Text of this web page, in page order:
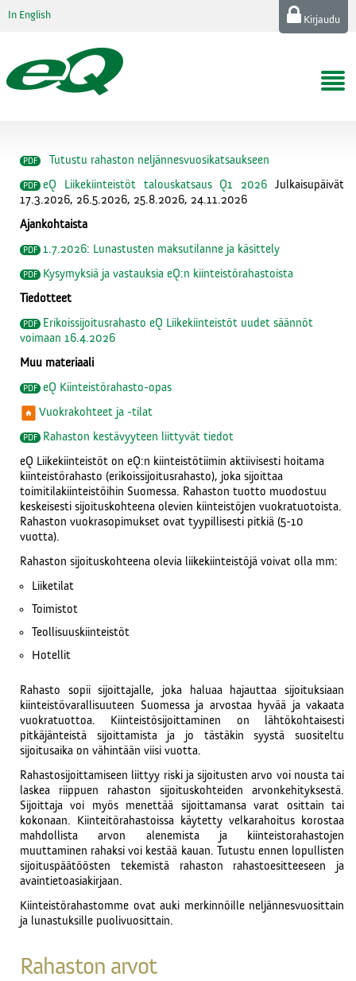
In English Kirjaudu
Tutustu rahaston neljännesvuosikatsaukseen
eQ Liikekiinteistöt talouskatsaus Q1 2026 Julkaisupäivät
17.3.2026, 26.5.2026, 25.8.2026, 24.11.2026
Ajankohtaista
1.7.2026: Lunastusten maksutilanne ja käsittely
Kysymyksiä ja vastauksia eQ:n kiinteistörahastoista
Tiedotteet
Erikoissijoitusrahasto eQ Liikekiinteistöt uudet säännöt
voimaan 16.4.2026
Muu materiaali
eQ Kiinteistörahasto-opas
Vuokrakohteet ja -tilat
Rahaston kestävyyteen liittyvät tiedot
eQ Liikekiinteistöt on eQ:n kiinteistötiimin aktiivi­sesti hoitama
kiinteistö­rahasto (erikois­sijoitus­rahasto), joka sijoittaa
toimitilakiinteistöihin Suomessa. Rahaston tuotto muodostuu
keskeisesti sijoitus­kohteena olevien kiinteistöjen vuokra­tuotoista.
Rahaston vuokra­sopimukset ovat tyypillisesti pitkiä (5-10
vuotta).
Rahaston sijoituskohteena olevia liike­kiinteistöjä voivat olla mm:
Liiketilat
Toimistot
Teollisuuskiinteistöt
Hotellit
Rahasto sopii sijoittajalle, joka haluaa hajauttaa sijoituksiaan
kiinteistövarallisuuteen Suomessa ja arvostaa hyvää ja vakaata
vuokratuottoa. Kiinteistösijoittaminen on lähtökohtaisesti
pitkäjänteistä sijoittamista ja jo tästäkin syystä suositeltu
sijoitusaika on vähintään viisi vuotta.
Rahastosijoittamiseen liittyy riski ja sijoitusten arvo voi nousta tai
laskea riippuen rahaston sijoituskohteiden arvonkehityksestä.
Sijoittaja voi myös menettää sijoittamansa varat osittain tai
kokonaan. Kiinteitörahastoissa käytetty velkarahoitus korostaa
mahdollista arvon alenemista ja kiinteistorahastojen
muuttaminen rahaksi voi kestää kauan. Tutustu ennen lopullisten
sijoituspäätöösten tekemistä rahaston rahastoesitteeseen ja
avaintietoasiakirjaan.
Kiinteistörahastomme ovat auki merkinnöille neljännesvuosittain
ja lunastuksille puolivuosittain.
Rahaston arvot